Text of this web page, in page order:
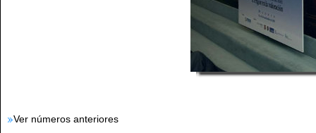
Ver números anteriores